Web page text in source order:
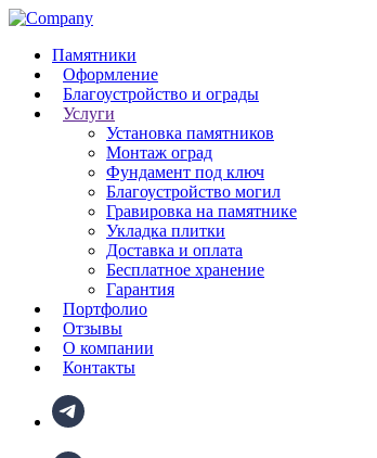
Памятники
Оформление
Благоустройство и ограды
Услуги
Установка памятников
Монтаж оград
Фундамент под ключ
Благоустройство могил
Гравировка на памятнике
Укладка плитки
Доставка и оплата
Бесплатное хранение
Гарантия
Портфолио
Отзывы
О компании
Контакты